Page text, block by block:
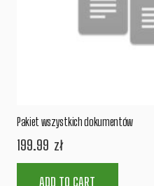
Pakiet wszystkich dokumentów
199.99 zł
ADD TO CART